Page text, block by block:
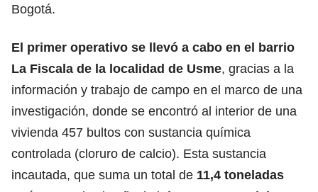
Bogotá.
El primer operativo se llevó a cabo en el barrio
La Fiscala de la localidad de Usme, gracias a la
información y trabajo de campo en el marco de una
investigación, donde se encontró al interior de una
vivienda 457 bultos con sustancia química
controlada (cloruro de calcio). Esta sustancia
incautada, que suma un total de 11,4 toneladas